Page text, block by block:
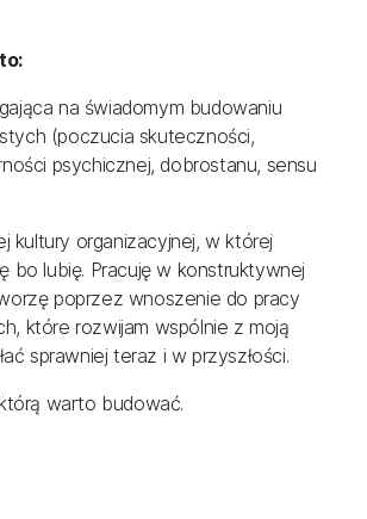
na świadomym budowaniu
(poczucia skuteczności,
psychicznej, dobrostanu, sensu
organizacyjnej, w której
bo lubię. Pracuję w konstruktywnej
poprzez wnoszenie do pracy
które rozwijam wspólnie z moją
sprawniej teraz i w przyszłości.
warto budować.